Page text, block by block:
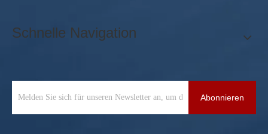
Schnelle Navigation
Abonnieren